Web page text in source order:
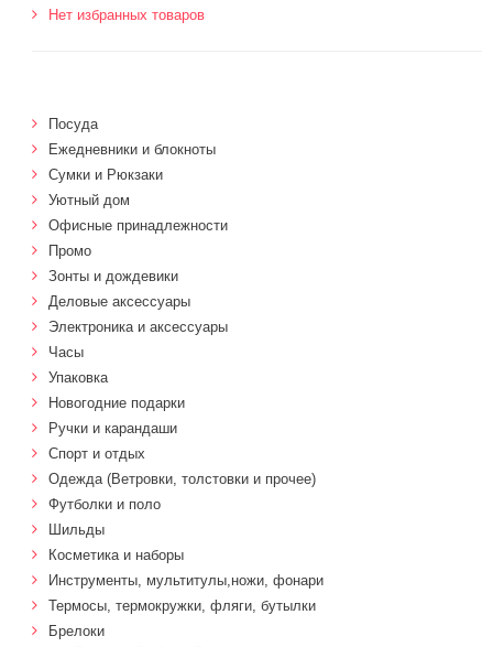
Нет избранных товаров
Посуда
Ежедневники и блокноты
Сумки и Рюкзаки
Уютный дом
Офисные принадлежности
Промо
Зонты и дождевики
Деловые аксессуары
Электроника и аксессуары
Часы
Упаковка
Новогодние подарки
Ручки и карандаши
Спорт и отдых
Одежда (Ветровки, толстовки и прочее)
Футболки и поло
Шильды
Косметика и наборы
Инструменты, мультитулы,ножи, фонари
Термосы, термокружки, фляги, бутылки
Брелоки